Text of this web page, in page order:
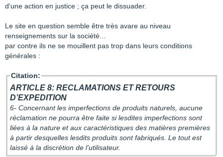
d'une action en justice ; ça peut le dissuader.
Le site en question semble être très avare au niveau
renseignements sur la société...
par contre ils ne se mouillent pas trop dans leurs conditions
générales :
Citation:
ARTICLE 8: RECLAMATIONS ET RETOURS
D’EXPEDITION
6- Concernant les imperfections de produits naturels, aucune
réclamation ne pourra être faite si lesdites imperfections sont
liées à la nature et aux caractéristiques des matières premières
à partir desquelles lesdits produits sont fabriqués. Le tout est
laissé à la discrétion de l’utilisateur.